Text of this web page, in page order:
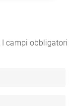
I campi obbligatori